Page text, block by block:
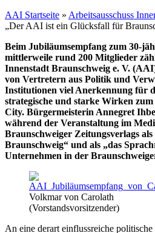
AAI Startseite » Arbeitsausschuss
„Der AAI ist ein Glücksfall für
Beim Jubiläumsempfang zum 30-
mittlerweile rund 200 Mitglieder
Innenstadt Braunschweig e. V.
von Vertretern aus Politik und
Institutionen viel Anerkennung für
strategische und starke Wirken
City. Bürgermeisterin Annegret
während der Veranstaltung im
Braunschweiger Zeitungsverlags
Braunschweig“ und als „das
Unternehmen in der
Volkmar von Carolath
(Vorstandsvorsitzender)
An eine derart einflussreiche